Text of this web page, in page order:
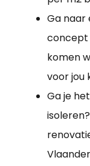
Ga naar
concept
komen
voor jou
Ga je